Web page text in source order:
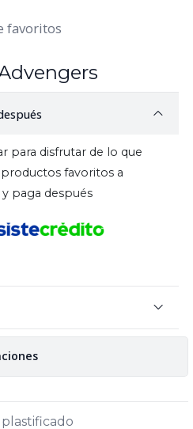
favoritos
para disfrutar de lo que
favoritos a
paga después